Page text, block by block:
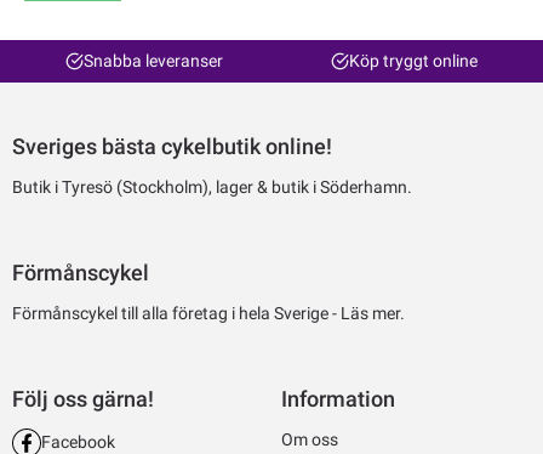
Snabba leveranser Köp tryggt online
Sveriges bästa cykelbutik online!
Butik i Tyresö (Stockholm), lager & butik i Söderhamn.
Förmånscykel
Förmånscykel till alla företag i hela Sverige - Läs mer.
Följ oss gärna!
Facebook
Information
Om oss